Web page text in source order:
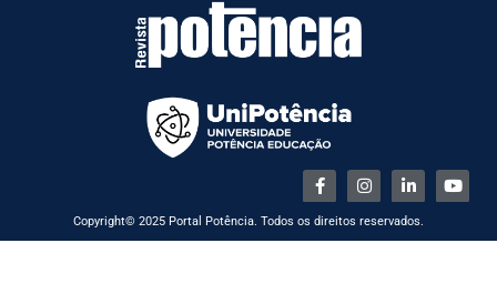
Copyright© 2025 Portal Potência. Todos os direitos reservados.